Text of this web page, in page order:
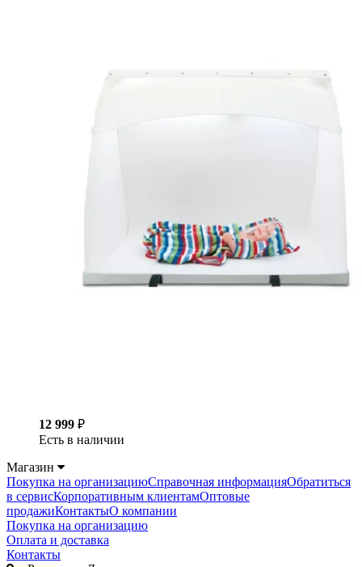
12 999 ₽
Есть в наличии
Магазин
Покупка на организациюСправочная информацияОбратиться
в сервисКорпоративным клиентамОптовые
продажиКонтактыО компании
Покупка на организацию
Оплата и доставка
Контакты